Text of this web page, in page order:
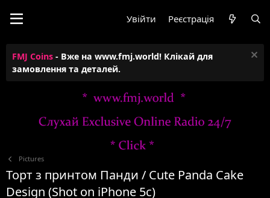
Увійти Реєстрація
FMJ Coins - Вже на www.fmj.world! Клікай для
замовлення та деталей.
Pictures
Торт з принтом Панди / Cute Panda Cake
Design (Shot on iPhone 5c)